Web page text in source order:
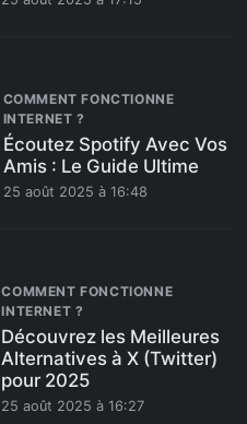
COMMENT FONCTIONNE
INTERNET ?
Écoutez Spotify Avec Vos
Amis : Le Guide Ultime
25 août 2025 à 16:48
COMMENT FONCTIONNE
INTERNET ?
Découvrez les Meilleures
Alternatives à X (Twitter)
pour 2025
25 août 2025 à 16:27